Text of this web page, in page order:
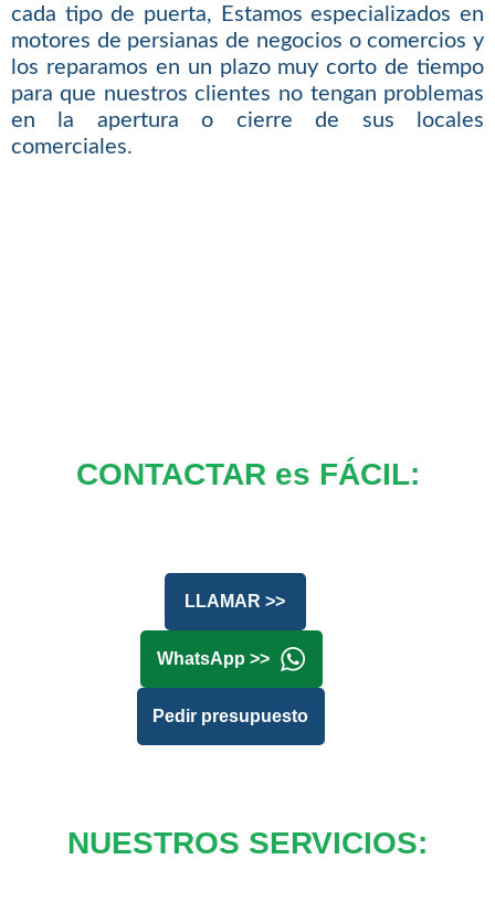
cada tipo de puerta, Estamos especializados en
motores de persianas de negocios o comercios y
los reparamos en un plazo muy corto de tiempo
para que nuestros clientes no tengan problemas
en la apertura o cierre de sus locales
comerciales.
CONTACTAR es FÁCIL:
LLAMAR >>
WhatsApp >>
Pedir presupuesto
NUESTROS SERVICIOS: